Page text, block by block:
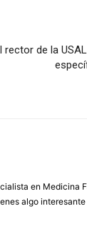
rector de la
en Medicina
algo